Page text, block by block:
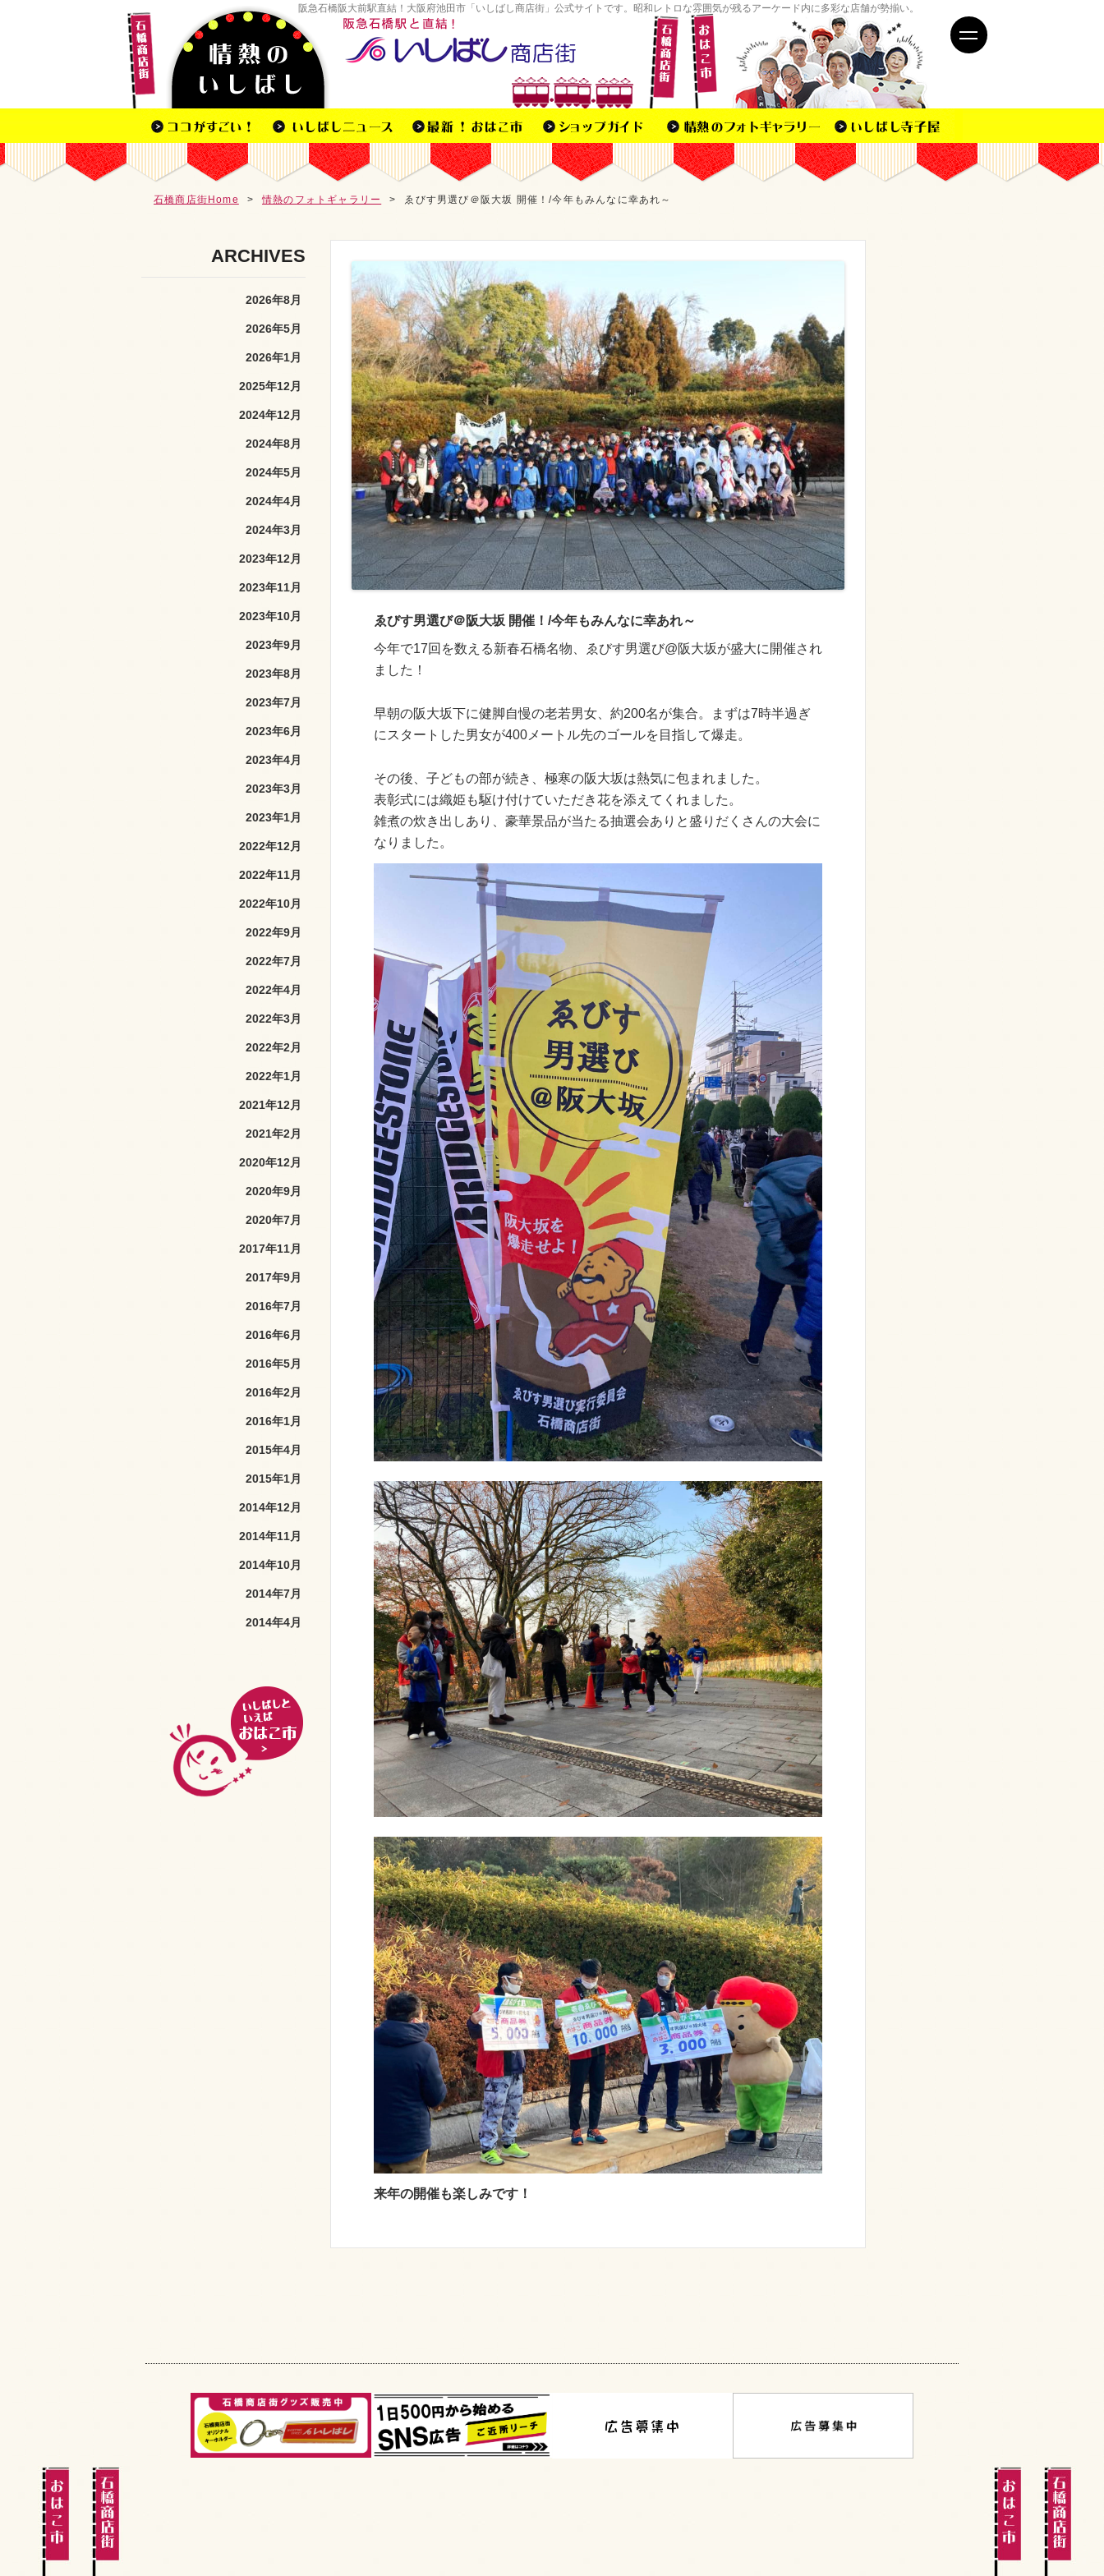
阪急石橋阪大前駅直結！大阪府池田市「いしばし商店街」公式サイトです。昭和レトロな雰囲気が残るアーケード内に多彩な店舗が勢揃い。
石橋商店街Home > 情熱のフォトギャラリー > ゑびす男選び＠阪大坂 開催！/今年もみんなに幸あれ～
ARCHIVES
2026年8月
2026年5月
2026年1月
2025年12月
2024年12月
2024年8月
2024年5月
2024年4月
2024年3月
2023年12月
2023年11月
2023年10月
2023年9月
2023年8月
2023年7月
2023年6月
2023年4月
2023年3月
2023年1月
2022年12月
2022年11月
2022年10月
2022年9月
2022年7月
2022年4月
2022年3月
2022年2月
2022年1月
2021年12月
2021年2月
2020年12月
2020年9月
2020年7月
2017年11月
2017年9月
2016年7月
2016年6月
2016年5月
2016年2月
2016年1月
2015年4月
2015年1月
2014年12月
2014年11月
2014年10月
2014年7月
2014年4月
ゑびす男選び＠阪大坂 開催！/今年もみんなに幸あれ～
今年で17回を数える新春石橋名物、ゑびす男選び@阪大坂が盛大に開催され
ました！
早朝の阪大坂下に健脚自慢の老若男女、約200名が集合。
まずは7時半過ぎ
にスタートした男女が400メートル先のゴールを目指して爆走。
その後、子どもの部が続き、極寒の阪大坂は熱気に包まれました。
表彰式には織姫も駆け付けていただき花を添えてくれました。
雑煮の炊き出しあり、豪華景品が当たる抽選会ありと盛りだくさんの大会に
なりました。
来年の開催も楽しみです！